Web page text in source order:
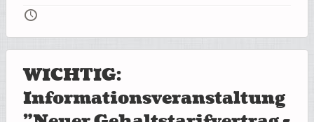
🕔
WICHTIG:
Informationsveranstaltung